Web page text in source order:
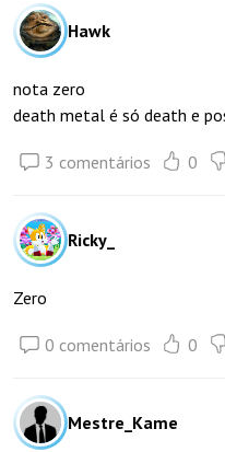
Hawk
nota zero
death metal é só death e
3 comentários 0
Ricky_
Zero
0 comentários 0
Mestre_Kame